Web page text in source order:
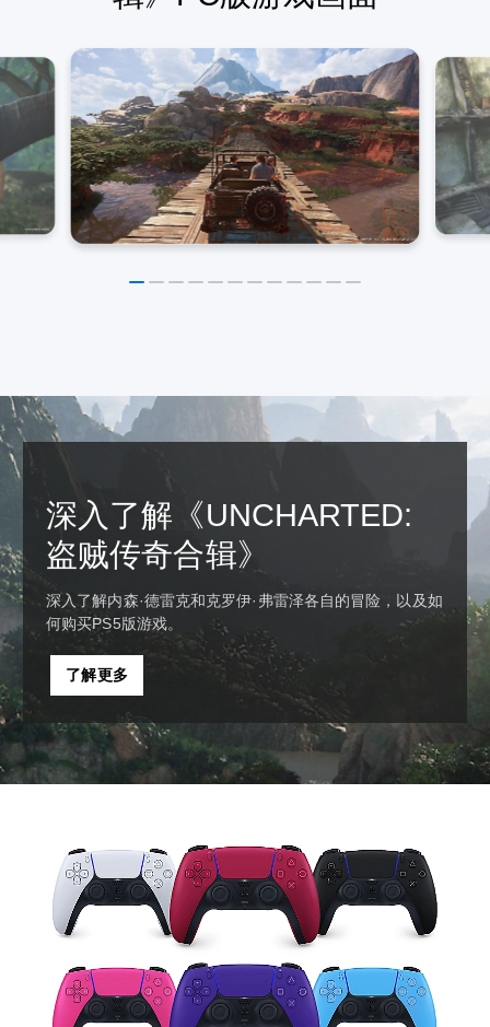
深入了解《UNCHARTED:
盗贼传奇合辑》
深入了解内森·德雷克和克罗伊·弗雷泽各自的冒险，以及如
何购买PS5版游戏。
了解更多